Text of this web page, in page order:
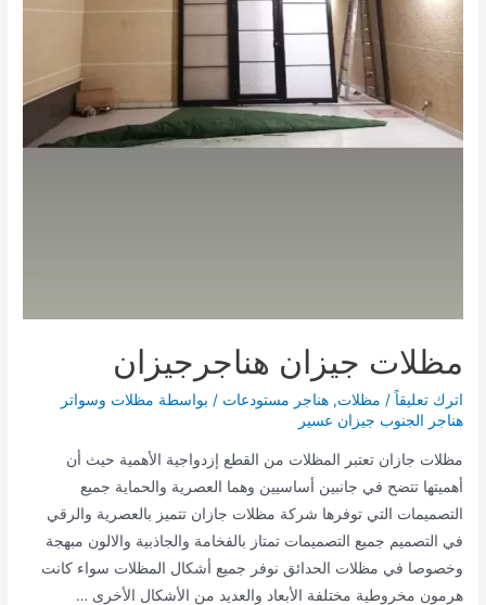
مظلات جيزان هناجرجيزان
اترك تعليقاً / مظلات,هناجر مستودعات / بواسطة مظلات وسواتر
هناجر الجنوب جيزان عسير
مظلات جازان تعتبر المظلات من القطع إزدواجية الأهمية حيث أن
أهميتها تتضح في جانبين أساسيين وهما العصرية والحماية جميع
التصميمات التي توفرها شركة مظلات جازان تتميز بالعصرية والرقي
في التصميم جميع التصميمات تمتاز بالفخامة والجاذبية والالون مبهجة
وخصوصا في مظلات الحدائق نوفر جميع أشكال المظلات سواء كانت
هرمون مخروطية مختلفة الأبعاد والعديد من الأشكال الأخرى …